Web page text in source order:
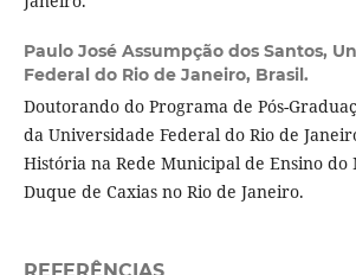
Paulo José Assumpção dos Santos,
Federal do Rio de Janeiro, Brasil.
Doutorando do Programa de Pós-
da Universidade Federal do Rio de
História na Rede Municipal de Ensino do
Duque de Caxias no Rio de Janeiro.
REFERÊNCIAS